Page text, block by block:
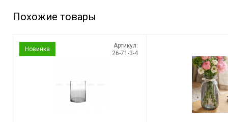
Похожие товары
Новинка
Артикул:
26-71-3-4